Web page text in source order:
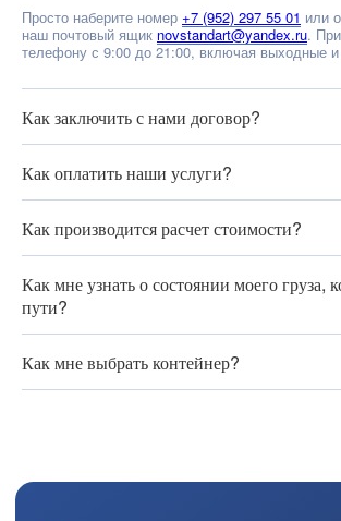
Просто наберите номер +7 (952) 297 55 01 или
наш почтовый ящик novstandart@yandex.ru.
телефону с 9:00 до 21:00, включая выходные и
Как заключить с нами договор?
Как оплатить наши услуги?
Как производится расчет стоимости?
Как мне узнать о состоянии моего груза,
пути?
Как мне выбрать контейнер?